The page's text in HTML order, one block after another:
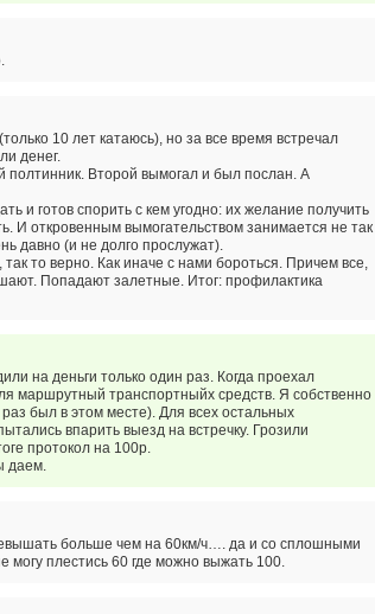
10 лет катаюсь), но за все время встречал
денег.
полтинник. Второй вымогал и был послан. А
и готов спорить с кем угодно: их желание получить
И откровенным вымогательством занимается не так
давно (и не долго прослужат).
то верно. Как иначе с нами бороться. Причем все,
Попадают залетные. Итог: профилактика
на деньги только один раз. Когда проехал
маршрутный транспортныйх средств. Я собственно
был в этом месте). Для всех остальных
впарить выезд на встречку. Грозили
протокол на 100р.
даем.
больше чем на 60км/ч…. да и со сплошными
плестись 60 где можно выжать 100.